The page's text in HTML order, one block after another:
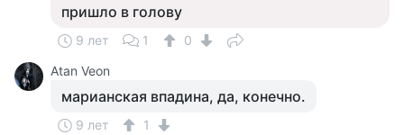
пришло в голову
9 лет 1
0
Atan Veon
марианская впадина, да, конечно.
9 лет 1